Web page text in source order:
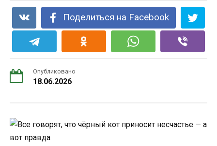
Поделиться на Facebook
Опубликовано
18.06.2026